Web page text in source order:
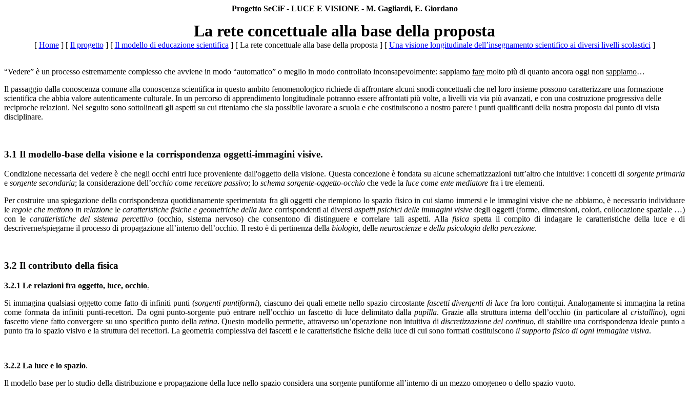
Progetto SeCiF - LUCE E VISIONE - M. Gagliardi, E. Giordano
La rete concettuale alla base della proposta
[ Home] [ Il progetto] [ Il modello di educazione scientifica ] [ La rete concettuale alla base della proposta ] [ Una visione longitudinale dell’insegnamento scientifico ai diversi livelli scolastici ]
“Vedere” è un processo estremamente complesso che avviene in modo “automatico” o meglio in modo controllato inconsapevolmente: sappiamo fare molto più di quanto ancora oggi non sappiamo…
Il passaggio dalla conoscenza comune alla conoscenza scientifica in questo ambito fenomenologico richiede di affrontare alcuni snodi concettuali che nel loro insieme possono caratterizzare una formazione
scientifica che abbia valore autenticamente culturale. In un percorso di apprendimento longitudinale potranno essere affrontati più volte, a livelli via via più avanzati, e con una costruzione progressiva delle
reciproche relazioni. Nel seguito sono sottolineati gli aspetti su cui riteniamo che sia possibile lavorare a scuola e che costituiscono a nostro parere i punti qualificanti della nostra proposta dal punto di vista
disciplinare.
3.1 Il modello-base della visione e la corrispondenza oggetti-immagini visive.
Condizione necessaria del vedere è che negli occhi entri luce proveniente dall'oggetto della visione. Questa concezione è fondata su alcune schematizzazioni tutt’altro che intuitive: i concetti di sorgente primaria
e sorgente secondaria; la considerazione dell’occhio come recettore passivo; lo schema sorgente-oggetto-occhio che vede la luce come ente mediatore fra i tre elementi.
Per costruire una spiegazione della corrispondenza quotidianamente sperimentata fra gli oggetti che riempiono lo spazio fisico in cui siamo immersi e le immagini visive che ne abbiamo, è necessario individuare
leregole che mettono in relazione lecaratteristiche fisiche e geometriche della luce corrispondenti ai diversi aspetti psichici delle immagini visivedegli oggetti (forme, dimensioni, colori, collocazione spaziale …)
con lecaratteristiche del sistema percettivo (occhio, sistema nervoso) che consentono di distinguere e correlare tali aspetti. Alla fisicaspetta il compito di indagare le caratteristiche della luce e di
descriverne/spiegarne il processo di propagazione all’interno dell’occhio. Il resto è di pertinenza della biologia, delle neuroscienze e della psicologia della percezione.
3.2 Il contributo della fisica
3.2.1 Le relazioni fra oggetto, luce, occhio.
Si immagina qualsiasi oggetto come fatto di infiniti punti (sorgenti puntiformi), ciascuno dei quali emette nello spazio circostante fascetti divergenti di luce fra loro contigui. Analogamente si immagina la retina
come formata da infiniti punti-recettori. Da ogni punto-sorgente può entrare nell’occhio un fascetto di luce delimitato dallapupilla. Grazie alla struttura interna dell’occhio (in particolare alcristallino), ogni
fascetto viene fatto convergere su uno specifico punto della retina. Questo modello permette, attraverso un’operazione non intuitiva di discretizzazione del continuo, di stabilire una corrispondenza ideale punto a
punto fra lo spazio visivo e la struttura dei recettori. La geometria complessiva dei fascetti e le caratteristiche fisiche della luce di cui sono formati costituiscono il supporto fisico di ogni immagine visiva.
3.2.2 La luce e lo spazio.
Il modello base per lo studio della distribuzione e propagazione della luce nello spazio considera una sorgente puntiforme all’interno di un mezzo omogeneo o dello spazio vuoto.